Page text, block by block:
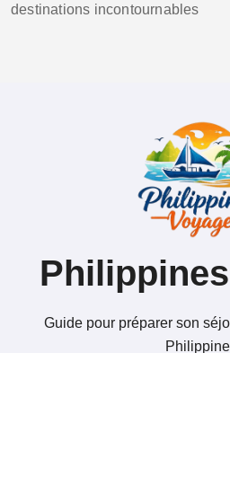
destinations incontournables
Guide pour préparer son